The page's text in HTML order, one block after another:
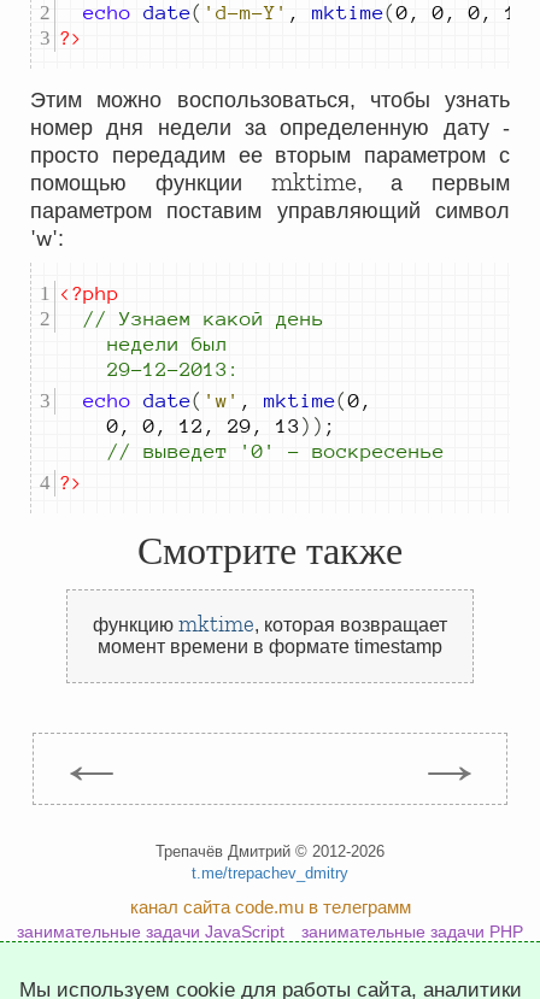
echo date( 'd-m-Y' , mktime(0 , 0 , 0 , 12
?>
Этим можно воспользоваться, чтобы узнать
номер дня недели за определенную дату -
просто передадим ее вторым параметром с
помощью функции mktime, а первым
параметром поставим управляющий символ
'w':
<?php
//
Узнаем какой день
недели был
29-12-2013:
echo date( 'w' , mktime(0 ,
0 , 0 , 12 , 29 , 13 )) ;
//
выведет
'0' - воскресенье
?>
Смотрите также
функцию mktime, которая возвращает
момент времени в формате timestamp
← →
Трепачёв Дмитрий © 2012-2026
t.me/trepachev_dmitry
канал сайта code.mu в телеграмм
занимательные задачи JavaScript
занимательные задачи PHP
Мы используем cookie для работы сайта, аналитики